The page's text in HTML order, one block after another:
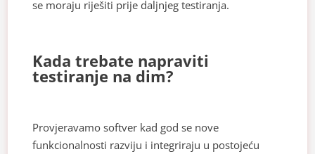
se moraju riješiti prije daljnjeg testiranja.
Kada trebate napraviti
testiranje na dim?
Provjeravamo softver kad god se nove
funkcionalnosti razviju i integriraju u postojeću